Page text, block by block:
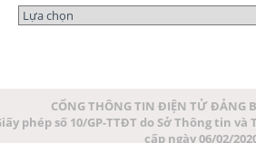
CỔNG THÔNG TIN ĐIỆN TỬ ĐẢNG
phép số 10/GP-TTĐT do Sở Thông tin
cấp ngày 06/02/